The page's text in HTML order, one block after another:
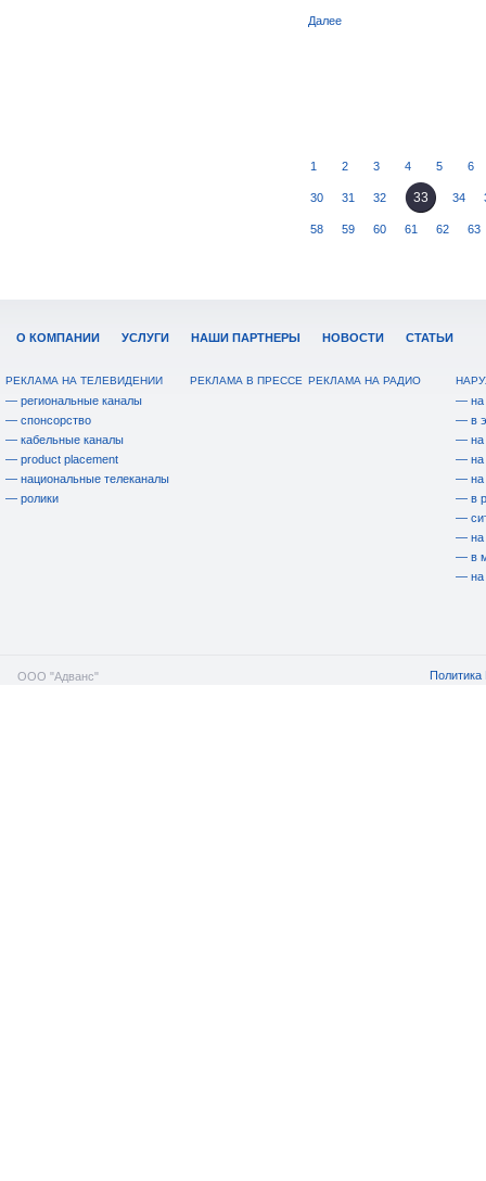
Далее
1 2 3 4 5 6
30 31 32 33 34
58 59 60 61 62 63
О КОМПАНИИ УСЛУГИ НАШИ ПАРТНЕРЫ НОВОСТИ СТАТЬИ
РЕКЛАМА НА ТЕЛЕВИДЕНИИ
— региональные каналы
— спонсорство
— кабельные каналы
— product placement
— национальные телеканалы
— ролики
РЕКЛАМА В ПРЕССЕ РЕКЛАМА НА РАДИО
— на
— в
— на
— на
— на
— в
—
— на
— в
— на
ООО "Адванс" Политика